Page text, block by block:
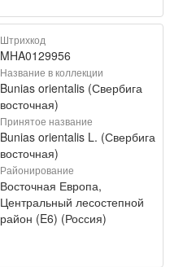
Штрихкод
MHA0129956
Название в коллекции
Bunias orientalis (Свербига
восточная)
Принятое название
Bunias orientalis L. (Свербига
восточная)
Районирование
Восточная Европа,
Центральный лесостепной
район (E6) (Россия)